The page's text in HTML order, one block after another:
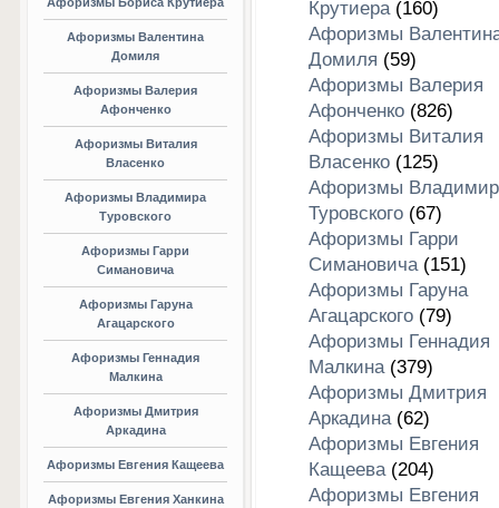
Афоризмы Валентина
Домиля
Афоризмы Валерия
Афонченко
Афоризмы Виталия
Власенко
Афоризмы Владимира
Туровского
Афоризмы Гарри
Симановича
Афоризмы Гаруна
Агацарского
Афоризмы Геннадия
Малкина
Афоризмы Дмитрия
Аркадина
Афоризмы Евгения Кащеева
Афоризмы Евгения Ханкина
Крутиера(160)
Афоризмы
Домиля (59)
Афоризмы Валерия
Афонченко(826)
Афоризмы Виталия
Власенко(125)
Афоризмы
Туровского(67)
Афоризмы Гарри
Симановича(151)
Афоризмы Гаруна
Агацарского(79)
Афоризмы Геннадия
Малкина(379)
Афоризмы Дмитрия
Аркадина(62)
Афоризмы Евгения
Кащеева(204)
Афоризмы Евгения